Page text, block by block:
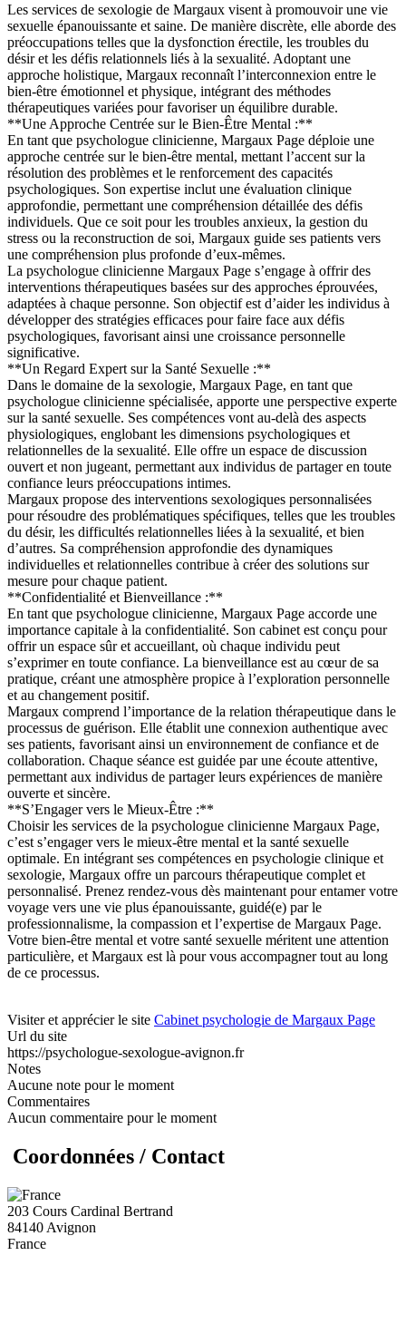
Les services de sexologie de Margaux visent à promouvoir une vie
sexuelle épanouissante et saine. De manière discrète, elle aborde des
préoccupations telles que la dysfonction érectile, les troubles du
désir et les défis relationnels liés à la sexualité. Adoptant une
approche holistique, Margaux reconnaît l’interconnexion entre le
bien-être émotionnel et physique, intégrant des méthodes
thérapeutiques variées pour favoriser un équilibre durable.
**Une Approche Centrée sur le Bien-Être Mental :**
En tant que psychologue clinicienne, Margaux Page déploie une
approche centrée sur le bien-être mental, mettant l’accent sur la
résolution des problèmes et le renforcement des capacités
psychologiques. Son expertise inclut une évaluation clinique
approfondie, permettant une compréhension détaillée des défis
individuels. Que ce soit pour les troubles anxieux, la gestion du
stress ou la reconstruction de soi, Margaux guide ses patients vers
une compréhension plus profonde d’eux-mêmes.
La psychologue clinicienne Margaux Page s’engage à offrir des
interventions thérapeutiques basées sur des approches éprouvées,
adaptées à chaque personne. Son objectif est d’aider les individus à
développer des stratégies efficaces pour faire face aux défis
psychologiques, favorisant ainsi une croissance personnelle
significative.
**Un Regard Expert sur la Santé Sexuelle :**
Dans le domaine de la sexologie, Margaux Page, en tant que
psychologue clinicienne spécialisée, apporte une perspective experte
sur la santé sexuelle. Ses compétences vont au-delà des aspects
physiologiques, englobant les dimensions psychologiques et
relationnelles de la sexualité. Elle offre un espace de discussion
ouvert et non jugeant, permettant aux individus de partager en toute
confiance leurs préoccupations intimes.
Margaux propose des interventions sexologiques personnalisées
pour résoudre des problématiques spécifiques, telles que les troubles
du désir, les difficultés relationnelles liées à la sexualité, et bien
d’autres. Sa compréhension approfondie des dynamiques
individuelles et relationnelles contribue à créer des solutions sur
mesure pour chaque patient.
**Confidentialité et Bienveillance :**
En tant que psychologue clinicienne, Margaux Page accorde une
importance capitale à la confidentialité. Son cabinet est conçu pour
offrir un espace sûr et accueillant, où chaque individu peut
s’exprimer en toute confiance. La bienveillance est au cœur de sa
pratique, créant une atmosphère propice à l’exploration personnelle
et au changement positif.
Margaux comprend l’importance de la relation thérapeutique dans le
processus de guérison. Elle établit une connexion authentique avec
ses patients, favorisant ainsi un environnement de confiance et de
collaboration. Chaque séance est guidée par une écoute attentive,
permettant aux individus de partager leurs expériences de manière
ouverte et sincère.
**S’Engager vers le Mieux-Être :**
Choisir les services de la psychologue clinicienne Margaux Page,
c’est s’engager vers le mieux-être mental et la santé sexuelle
optimale. En intégrant ses compétences en psychologie clinique et
sexologie, Margaux offre un parcours thérapeutique complet et
personnalisé. Prenez rendez-vous dès maintenant pour entamer votre
voyage vers une vie plus épanouissante, guidé(e) par le
professionnalisme, la compassion et l’expertise de Margaux Page.
Votre bien-être mental et votre santé sexuelle méritent une attention
particulière, et Margaux est là pour vous accompagner tout au long
de ce processus.
Visiter et apprécier le site Cabinet psychologie de Margaux Page
Url du site
https://psychologue-sexologue-avignon.fr
Notes
Aucune note pour le moment
Commentaires
Aucun commentaire pour le moment
Coordonnées / Contact
203 Cours Cardinal Bertrand
84140 Avignon
France